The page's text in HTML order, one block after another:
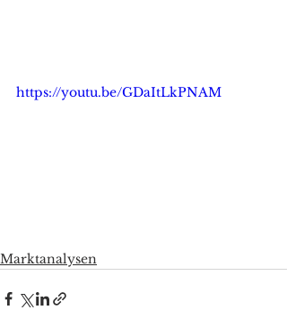
https://youtu.be/GDaItLkPNAM
Marktanalysen